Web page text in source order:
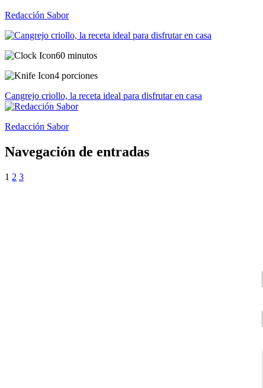
Redacción Sabor
60 minutos
4 porciones
Cangrejo criollo, la receta ideal para disfrutar en casa
Redacción Sabor
Navegación de entradas
1 2 3